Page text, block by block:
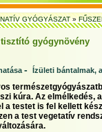
GYÓGYÁSZAT»
gyógynövény
- Ízületi bántalmak,
kúra. Az elmélkedés,
a testet is fel kellett
a test vegetatív